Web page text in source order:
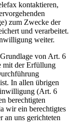
kontaktieren,
zum Zwecke der
und verarbeitet.
weiter.
von Art. 6
mit der Erfüllung
In allen übrigen
(Art. 6
berechtigten
wir ein berechtigtes
an uns gerichteten